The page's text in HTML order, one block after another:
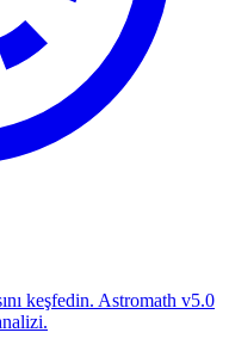
keşfedin. Astromath v5.0